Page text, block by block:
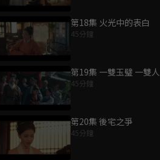
第18集 火光中的表白
45分鐘
第19集 一雙玉璧 一雙人
45分鐘
第20集 後宅之爭
45分鐘